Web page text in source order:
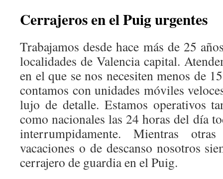
Cerrajeros en el Puig urgentes
Trabajamos desde hace más de 25
localidades de Valencia capital.
en el que se nos necesiten menos de
contamos con unidades móviles
lujo de detalle. Estamos operativos
como nacionales las 24 horas del día
interrumpidamente. Mientras
vacaciones o de descanso nosotros
cerrajero de guardia en el Puig.